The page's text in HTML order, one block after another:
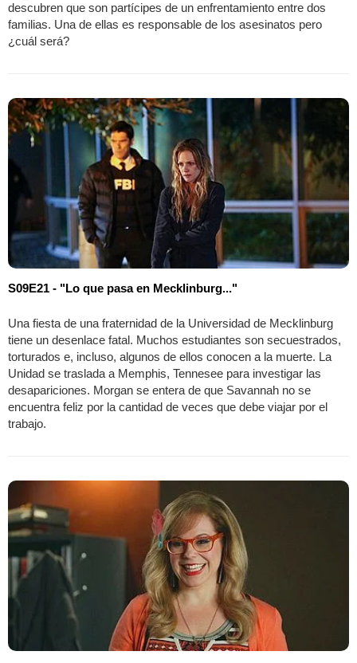
descubren que son partícipes de un enfrentamiento entre dos
familias. Una de ellas es responsable de los asesinatos pero
¿cuál será?
S09E21 - "Lo que pasa en Mecklinburg..."
Una fiesta de una fraternidad de la Universidad de Mecklinburg
tiene un desenlace fatal. Muchos estudiantes son secuestrados,
torturados e, incluso, algunos de ellos conocen a la muerte. La
Unidad se traslada a Memphis, Tennesee para investigar las
desapariciones. Morgan se entera de que Savannah no se
encuentra feliz por la cantidad de veces que debe viajar por el
trabajo.